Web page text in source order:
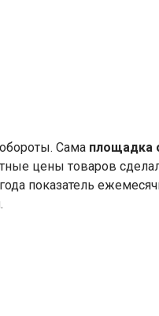
Сама площадка
цены товаров
показатель